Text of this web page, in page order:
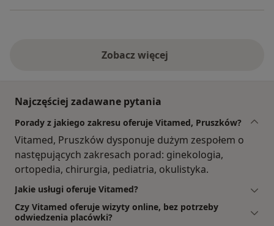
Zobacz więcej
Najczęściej zadawane pytania
Porady z jakiego zakresu oferuje Vitamed, Pruszków?
Vitamed, Pruszków dysponuje dużym zespołem o
następujących zakresach porad: ginekologia,
ortopedia, chirurgia, pediatria, okulistyka.
Jakie usługi oferuje Vitamed?
Czy Vitamed oferuje wizyty online, bez potrzeby
odwiedzenia placówki?